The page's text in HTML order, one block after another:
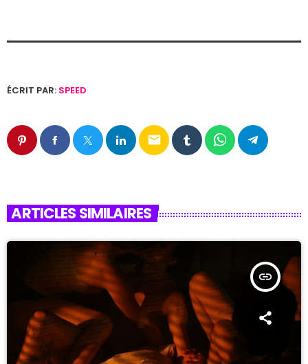
ÉCRIT PAR: SPEED
email
ARTICLES SIMILAIRES
insert_link